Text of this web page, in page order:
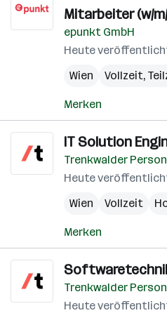
Mitarbeiter (w/
epunkt GmbH
Heute
Wien
Vollzeit,
Merken
IT Solution
Trenkwalder
Heute
Wien
Vollzeit
Merken
Trenkwalder
Heute